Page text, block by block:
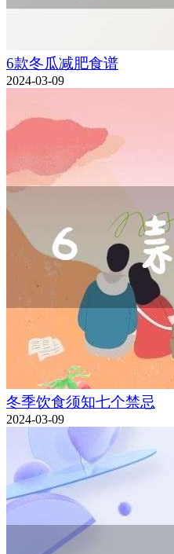
6款冬瓜减肥食谱
2024-03-09
冬季饮食须知七个禁忌
2024-03-09